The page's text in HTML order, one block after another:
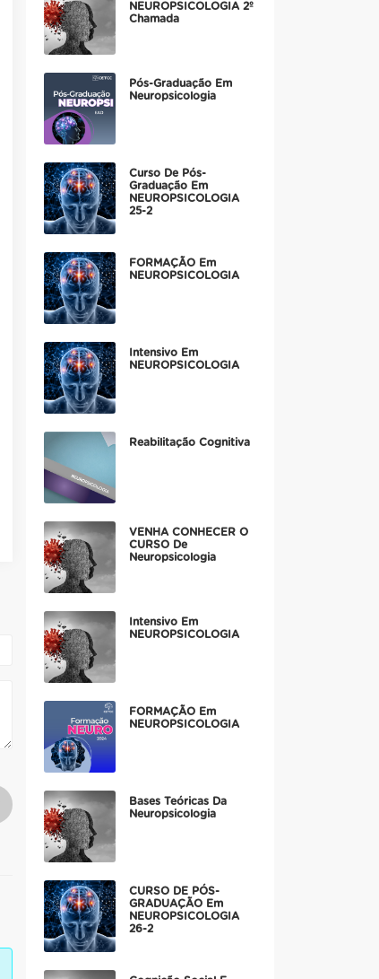
NEUROPSICOLOGIA 2º
Chamada
Pós-Graduação Em
Neuropsicologia
Curso De Pós-
Graduação Em
NEUROPSICOLOGIA
25-2
FORMAÇÃO Em
NEUROPSICOLOGIA
Intensivo Em
NEUROPSICOLOGIA
Reabilitação Cognitiva
VENHA CONHECER O
CURSO De
Neuropsicologia
Intensivo Em
NEUROPSICOLOGIA
FORMAÇÃO Em
NEUROPSICOLOGIA
Bases Teóricas Da
Neuropsicologia
CURSO DE PÓS-
GRADUAÇÃO Em
NEUROPSICOLOGIA
26-2